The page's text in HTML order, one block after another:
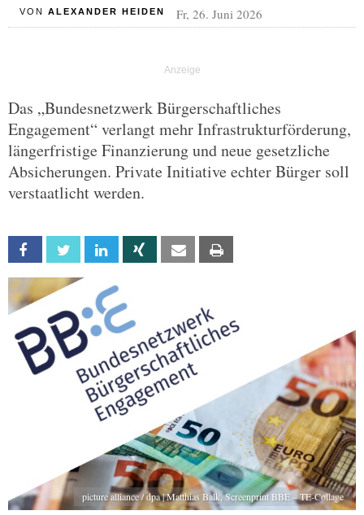
VON ALEXANDER HEIDEN Fr, 26. Juni 2026
Das „Bundesnetzwerk Bürgerschaftliches
Engagement“ verlangt mehr Infrastrukturförderung,
längerfristige Finanzierung und neue gesetzliche
Absicherungen. Private Initiative echter Bürger soll
verstaatlicht werden.
Facebook Twitter Linkedin Xing Email
picture alliance / dpa | Matthias Balk, Screenprint BBE – TE-Collage